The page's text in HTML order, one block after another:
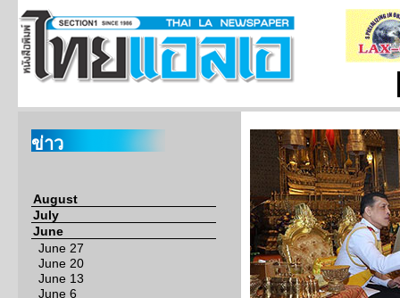
ข่าว
August
July
June
June 27
June 20
June 13
June 6